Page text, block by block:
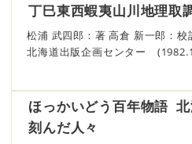
丁巳東西蝦夷山川地理取
松浦 武四郎：著 高倉 新一郎：校
北海道出版企画センター
ほっかいどう百年物語
刻んだ人々